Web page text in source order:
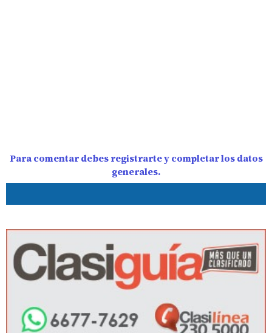
Para comentar debes registrarte y completar los datos
generales.